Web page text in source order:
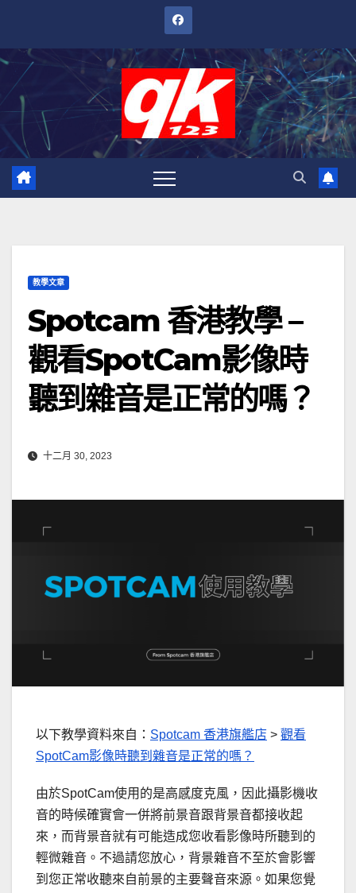
內
教學文章
Spotcam 香港教學 –
觀看SpotCam影像時
聽到雜音是正常的嗎？
十二月 30, 2023
以下教學資料來自： Spotcam 香港旗艦店 > 觀看
SpotCam影像時聽到雜音是正常的嗎？
由於SpotCam使用的是高感度克風，因此攝影機收
音的時候確實會一併將前景音跟背景音都接收起
來，而背景音就有可能造成您收看影像時所聽到的
輕微雜音。不過請您放心，背景雜音不至於會影響
到您正常收聽來自前景的主要聲音來源。如果您覺